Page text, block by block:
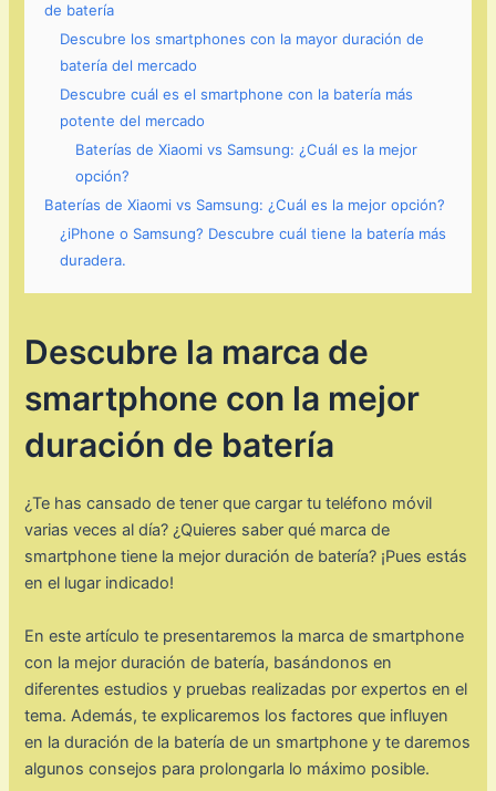
de batería
Descubre los smartphones con la mayor duración de
batería del mercado
Descubre cuál es el smartphone con la batería más
potente del mercado
Baterías de Xiaomi vs Samsung: ¿Cuál es la mejor
opción?
Baterías de Xiaomi vs Samsung: ¿Cuál es la mejor opción?
¿iPhone o Samsung? Descubre cuál tiene la batería más
duradera.
Descubre la marca de
smartphone con la mejor
duración de batería
¿Te has cansado de tener que cargar tu teléfono móvil
varias veces al día? ¿Quieres saber qué marca de
smartphone tiene la mejor duración de batería? ¡Pues estás
en el lugar indicado!
En este artículo te presentaremos la marca de smartphone
con la mejor duración de batería, basándonos en
diferentes estudios y pruebas realizadas por expertos en el
tema. Además, te explicaremos los factores que influyen
en la duración de la batería de un smartphone y te daremos
algunos consejos para prolongarla lo máximo posible.